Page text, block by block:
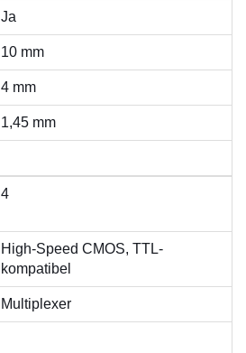
Ja
10 mm
4 mm
1,45 mm
4
High-Speed CMOS, TTL-
kompatibel
Multiplexer